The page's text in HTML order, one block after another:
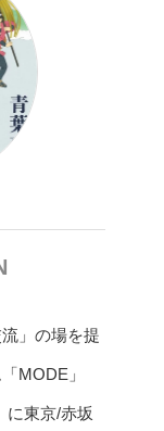
」の場を提
MODE」
に東京/赤坂